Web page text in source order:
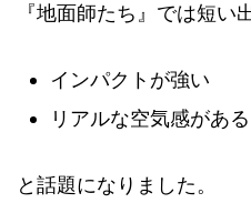
『地面師たち』では短い
インパクトが強い
リアルな空気感がある
と話題になりました。